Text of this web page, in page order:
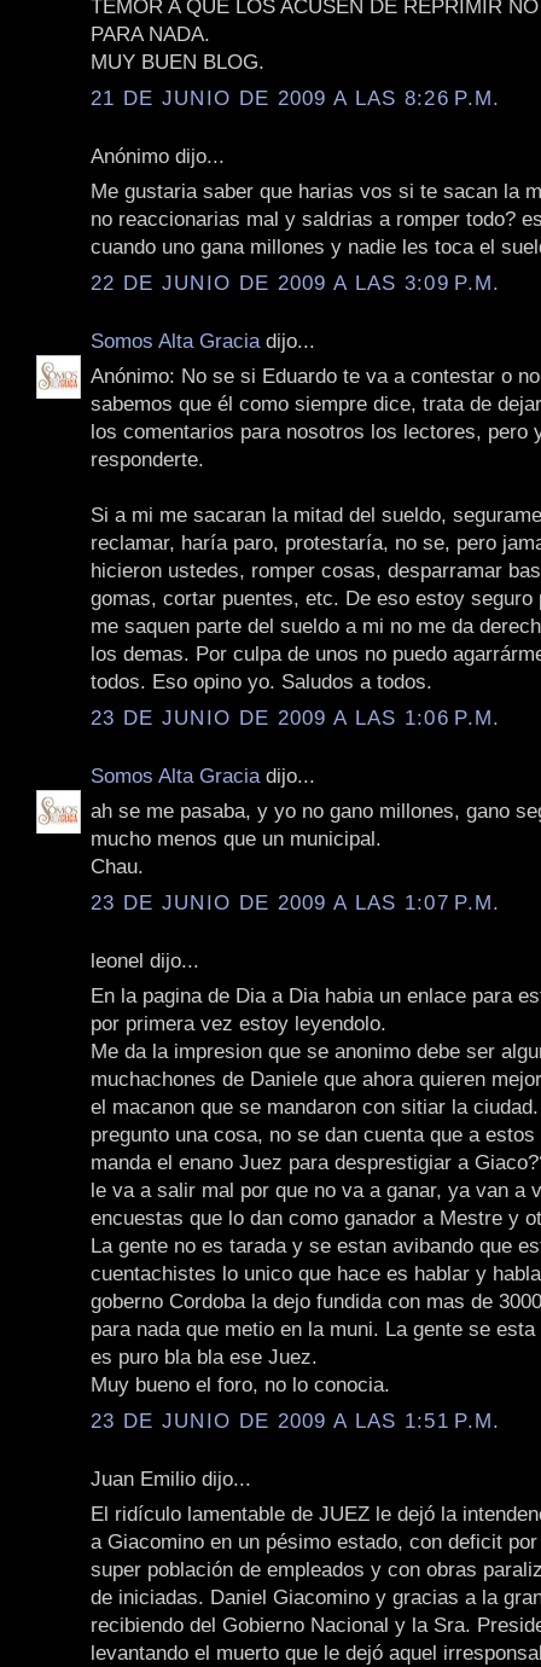
TEMOR A QUE LOS ACUSEN DE REPRIMIR
PARA NADA.
MUY BUEN BLOG.
21 DE JUNIO DE 2009 A LAS 8:26 P.M.
Anónimo dijo...
Me gustaria saber que harias vos si te sacan la
no reaccionarias mal y saldrias a romper todo?
cuando uno gana millones y nadie les toca el
22 DE JUNIO DE 2009 A LAS 3:09 P.M.
Somos Alta Gracia dijo...
Anónimo: No se si Eduardo te va a contestar o
sabemos que él como siempre dice, trata de
los comentarios para nosotros los lectores, pero
responderte.
Si a mi me sacaran la mitad del sueldo,
reclamar, haría paro, protestaría, no se, pero
hicieron ustedes, romper cosas, desparramar
gomas, cortar puentes, etc. De eso estoy seguro
me saquen parte del sueldo a mi no me da
los demas. Por culpa de unos no puedo
todos. Eso opino yo. Saludos a todos.
23 DE JUNIO DE 2009 A LAS 1:06 P.M.
Somos Alta Gracia dijo...
ah se me pasaba, y yo no gano millones, gano
mucho menos que un municipal.
Chau.
23 DE JUNIO DE 2009 A LAS 1:07 P.M.
leonel dijo...
En la pagina de Dia a Dia habia un enlace para
por primera vez estoy leyendolo.
Me da la impresion que se anonimo debe ser
muchachones de Daniele que ahora quieren
el macanon que se mandaron con sitiar la
pregunto una cosa, no se dan cuenta que a
manda el enano Juez para desprestigiar a
le va a salir mal por que no va a ganar, ya van a
encuestas que lo dan como ganador a Mestre y
La gente no es tarada y se estan avibando que
cuentachistes lo unico que hace es hablar y
goberno Cordoba la dejo fundida con mas de
para nada que metio en la muni. La gente se
es puro bla bla ese Juez.
Muy bueno el foro, no lo conocia.
23 DE JUNIO DE 2009 A LAS 1:51 P.M.
Juan Emilio dijo...
El ridículo lamentable de JUEZ le dejó la
a Giacomino en un pésimo estado, con deficit
super población de empleados y con obras
de iniciadas. Daniel Giacomino y gracias a la
recibiendo del Gobierno Nacional y la Sra.
levantando el muerto que le dejó aquel